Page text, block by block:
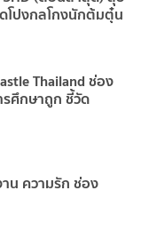
โปงกลโกงนักต้มตุ๋น
Thailand ช่อง
ศึกษาถูก ชี้วัด
าน ความรัก ช่อง